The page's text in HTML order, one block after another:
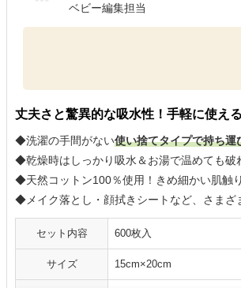
ベビー編集担当
丈夫さと驚異的な吸水性！手軽に使え
◆洗濯の手間がない使い捨てタイプで持ち運
◆乾燥時はしっかり吸水＆お湯で温めても破
◆天然コットン100％使用！きめ細かい肌触
◆メイク落とし・顔拭きシートなど、さまざ
セット内容 600枚入
サイズ 15cm×20cm